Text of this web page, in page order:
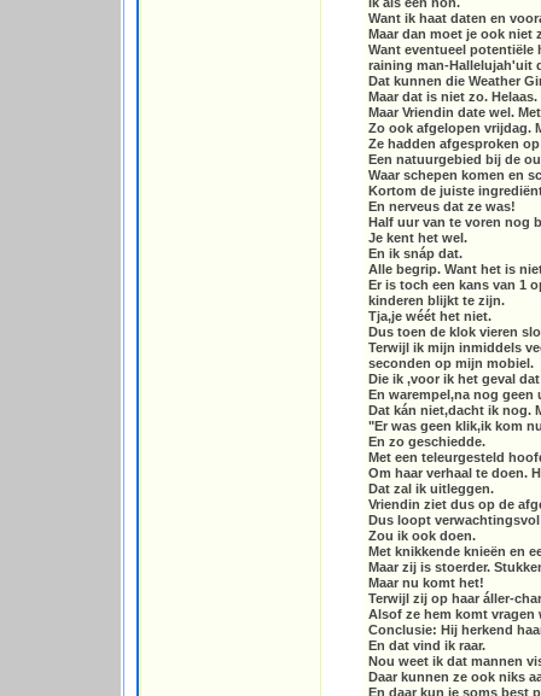
Want ik haat daten en
Maar dan moet je ook niet
Want eventueel
raining man-Hallelujah'uit
Dat kunnen die Weather
Maar dat is niet zo. Helaas.
Maar Vriendin date wel.
Zo ook afgelopen vrijdag.
Ze hadden afgesproken
Een natuurgebied bij de
Waar schepen komen en
Kortom de juiste
En nerveus dat ze was!
Half uur van te voren nog
Je kent het wel.
En ik snáp dat.
Alle begrip. Want het is
Er is toch een kans van 1
kinderen blijkt te zijn.
Tja,je wéét het niet.
Dus toen de klok vieren
Terwijl ik mijn inmiddels
seconden op mijn mobiel.
Die ik ,voor ik het geval
En warempel,na nog geen
Dat kán niet,dacht ik nog.
"Er was geen klik,ik kom
En zo geschiedde.
Met een teleurgesteld
Om haar verhaal te doen.
Dat zal ik uitleggen.
Vriendin ziet dus op de
Dus loopt verwachtingsvol
Zou ik ook doen.
Met knikkende knieën en
Maar zij is stoerder.
Maar nu komt het!
Terwijl zij op haar áller-
Alsof ze hem komt
Conclusie: Hij herkend
En dat vind ik raar.
Nou weet ik dat mannen
Daar kunnen ze ook niks
En daar kun je soms best